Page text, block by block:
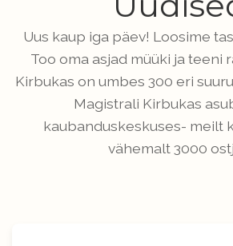
Uus kaup iga päev! Loosime
Too oma asjad müüki ja teeni
Kirbukas on umbes 300 eri
Magistrali Kirbukas
kaubanduskeskuses- meilt
vähemalt 3000